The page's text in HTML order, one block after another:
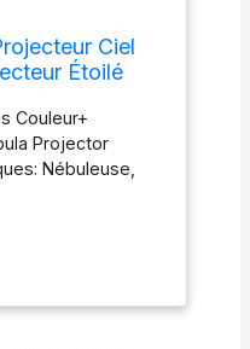
Ciel
Étoilé
(Blanc)
Couleur+
Projector
Nébuleuse,
Vous pouvez
de
peuvent